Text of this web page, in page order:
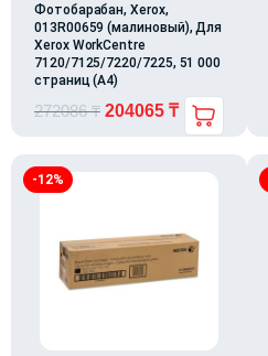
Фотобарабан, Xerox,
013R00659 (малиновый), Для
Xerox WorkCentre
7120/7125/7220/7225, 51 000
страниц (А4)
272086₸ 204065 ₸
-12%